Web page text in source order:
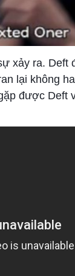
xảy ra. Deft
lại không
được Deft